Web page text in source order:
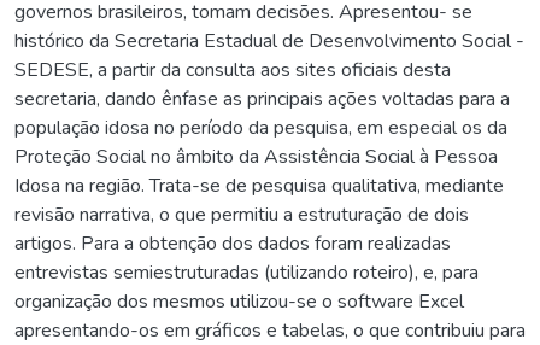
governos brasileiros, tomam decisões. Apresentou- se
histórico da Secretaria Estadual de Desenvolvimento Social -
SEDESE, a partir da consulta aos sites oficiais desta
secretaria, dando ênfase as principais ações voltadas para a
população idosa no período da pesquisa, em especial os da
Proteção Social no âmbito da Assistência Social à Pessoa
Idosa na região. Trata-se de pesquisa qualitativa, mediante
revisão narrativa, o que permitiu a estruturação de dois
artigos. Para a obtenção dos dados foram realizadas
entrevistas semiestruturadas (utilizando roteiro), e, para
organização dos mesmos utilizou-se o software Excel
apresentando-os em gráficos e tabelas, o que contribuiu para